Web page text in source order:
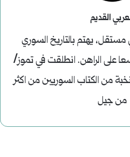
القديم
يهتم بالتاريخ السوري
على الراهن. انطلقت في تموز/
نخبة من الكتاب السوريين من اكثر
من جيل